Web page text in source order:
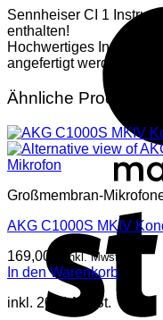
Sennheiser CI 1
enthalten!
Hochwertiges
angefertigt werden!
Ähnliche Produkte
Großmembran-
AKG C1000S MKIV
169,00
inkl. Mwst
In den Warenkorb
inkl. 20 % MwSt.